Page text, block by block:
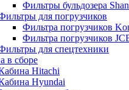
Фильтры бульдозера
для погрузчиков
Фильтра погрузчиков
Фильтра погрузчиков
для спецтехники
в сборе
Hitachi
Hyundai